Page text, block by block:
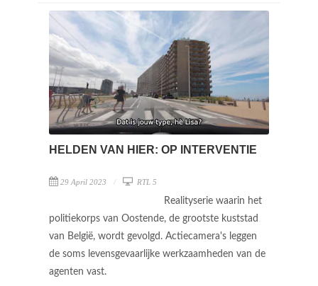
HELDEN VAN HIER: OP INTERVENTIE
29 April 2023 RTL 5
Realityserie waarin het
politiekorps van Oostende, de grootste kuststad
van België, wordt gevolgd. Actiecamera's leggen
de soms levensgevaarlijke werkzaamheden van de
agenten vast.